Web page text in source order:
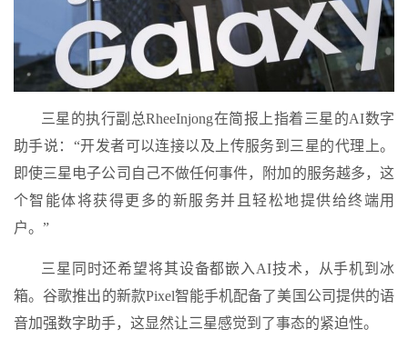
三星的执行副总RheeInjong在简报上指着三星的AI数字
助手说：“开发者可以连接以及上传服务到三星的代理上。
即使三星电子公司自己不做任何事件，附加的服务越多，这
个智能体将获得更多的新服务并且轻松地提供给终端用
户。”
三星同时还希望将其设备都嵌入AI技术，从手机到冰
箱。谷歌推出的新款Pixel智能手机配备了美国公司提供的语
音加强数字助手，这显然让三星感觉到了事态的紧迫性。